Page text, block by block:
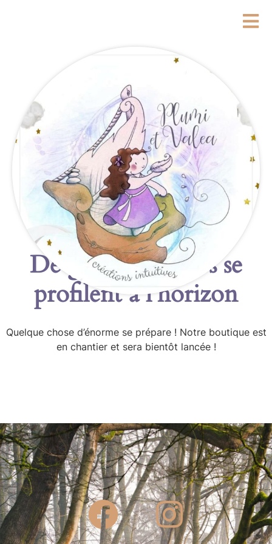
De grandes choses se
profilent à l’horizon
Quelque chose d’énorme se prépare ! Notre boutique est
en chantier et sera bientôt lancée !